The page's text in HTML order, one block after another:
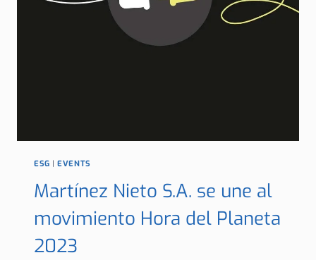
ESG |EVENTS
Martínez Nieto S.A. se une al
movimiento Hora del Planeta
2023